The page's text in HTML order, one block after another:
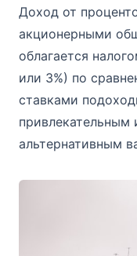
Доход от
акционерными
облагается
или 3%) по
ставками
привлекательным
альтернативным